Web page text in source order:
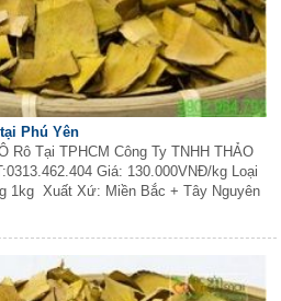
Phú Yên
Rô Tại TPHCM Công Ty TNHH THẢO
Giá: 130.000VNĐ/kg Loại
1kg Xuất Xứ: Miền Bắc + Tây Nguyên